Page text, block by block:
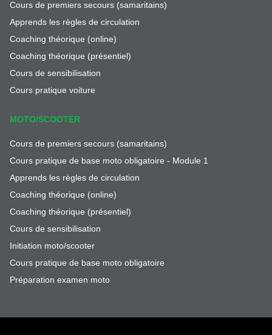
Cours de premiers secours (samaritains)
Apprends les règles de circulation
Coaching théorique (online)
Coaching théorique (présentiel)
Cours de sensibilisation
Cours pratique voiture
MOTO/SCOOTER
Cours de premiers secours (samaritains)
Cours pratique de base moto obligatoire - Module 1
Apprends les règles de circulation
Coaching théorique (online)
Coaching théorique (présentiel)
Cours de sensibilisation
Initiation moto/scooter
Cours pratique de base moto obligatoire
Préparation examen moto